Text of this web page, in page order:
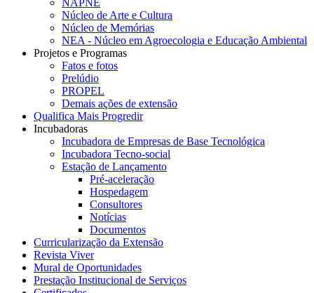
NAPNE
Núcleo de Arte e Cultura
Núcleo de Memórias
NEA - Núcleo em Agroecologia e Educação Ambiental
Projetos e Programas
Fatos e fotos
Prelúdio
PROPEL
Demais ações de extensão
Qualifica Mais Progredir
Incubadoras
Incubadora de Empresas de Base Tecnológica
Incubadora Tecno-social
Estação de Lançamento
Pré-aceleração
Hospedagem
Consultores
Notícias
Documentos
Curricularização da Extensão
Revista Viver
Mural de Oportunidades
Prestação Institucional de Serviços